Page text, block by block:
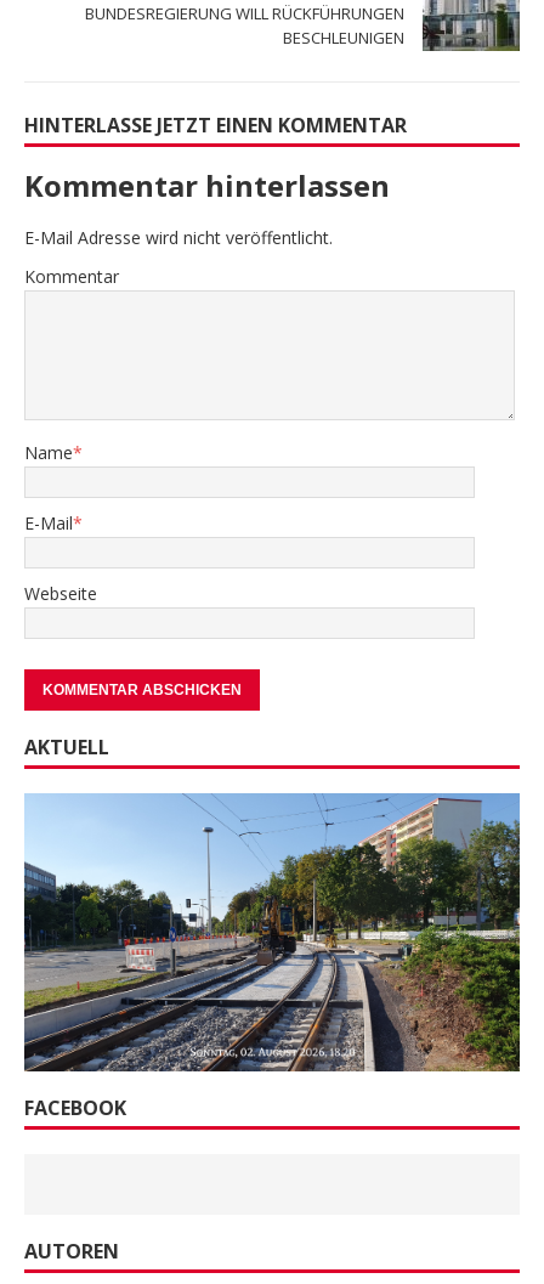
BUNDESREGIERUNG WILL RÜCKFÜHRUNGEN
BESCHLEUNIGEN
HINTERLASSE JETZT EINEN KOMMENTAR
Kommentar hinterlassen
E-Mail Adresse wird nicht veröffentlicht.
Kommentar
Name*
E-Mail*
Webseite
AKTUELL
FACEBOOK
AUTOREN